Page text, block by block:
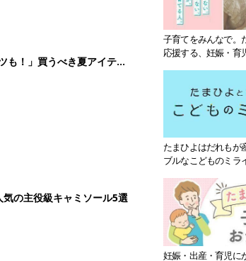
子育てをみんなで。
応援する、妊娠・育
たまひよはだれもが
ブルなこどものミラ
妊娠・出産・育児に